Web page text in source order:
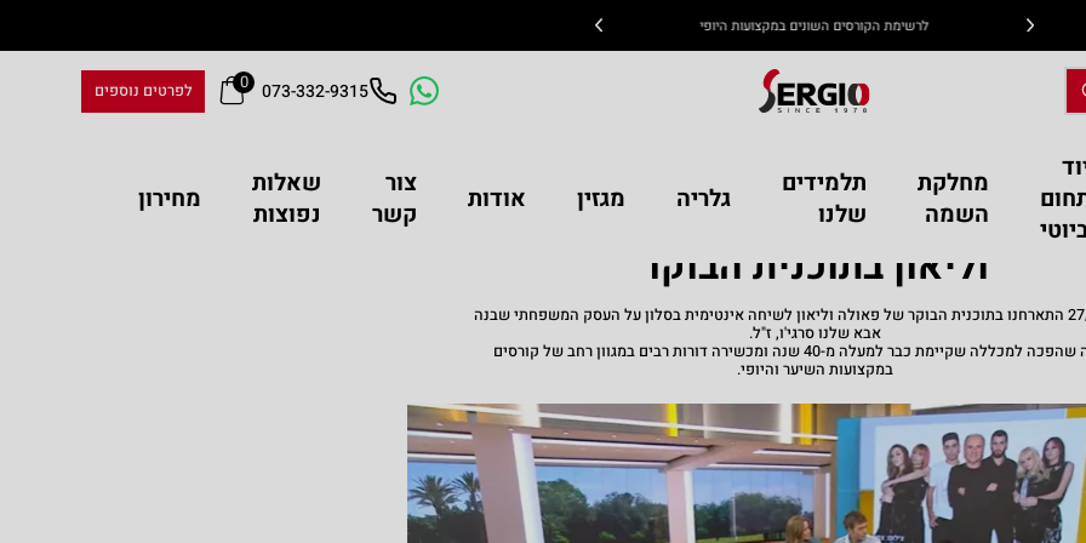
לרשימת הקורסים השונים במקצועות היופי
073-332-9315
0 לפרטים נוספים
מחלקת
השמה
תלמידים
שלנו
גלריה מגזין אודות
צור
קשר
שאלות
נפוצות
מחירון
עם פאולה וליאון בתוכנית הבוקר
שהיא משפחה – ראיון עם פאולה
וליאון בתוכנית הבוקר
ב27/04/2023 התארחנו בתוכנית הבוקר של פאולה וליאון לשיחה אינטימית בסלון על העסק המשפחתי שבנה
אבא שלנו סרגי'ו, ז"ל.
ממספרה שהפכה למכללה שקיימת כבר למעלה מ-40 שנה ומכשירה דורות רבים במגוון רחב של קורסים
במקצועות השיער והיופי.